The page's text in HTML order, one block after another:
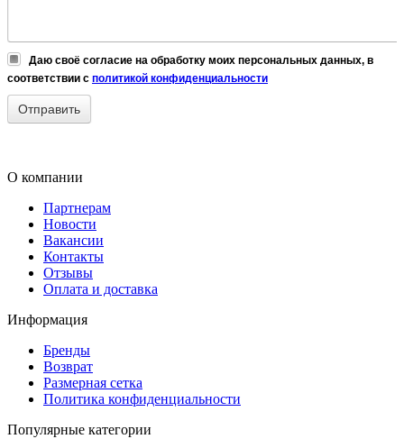
Даю своё согласие на обработку моих персональных данных, в
соответствии с политикой конфиденциальности
О компании
Партнерам
Новости
Вакансии
Контакты
Отзывы
Оплата и доставка
Информация
Бренды
Возврат
Размерная сетка
Политика конфиденциальности
Популярные категории